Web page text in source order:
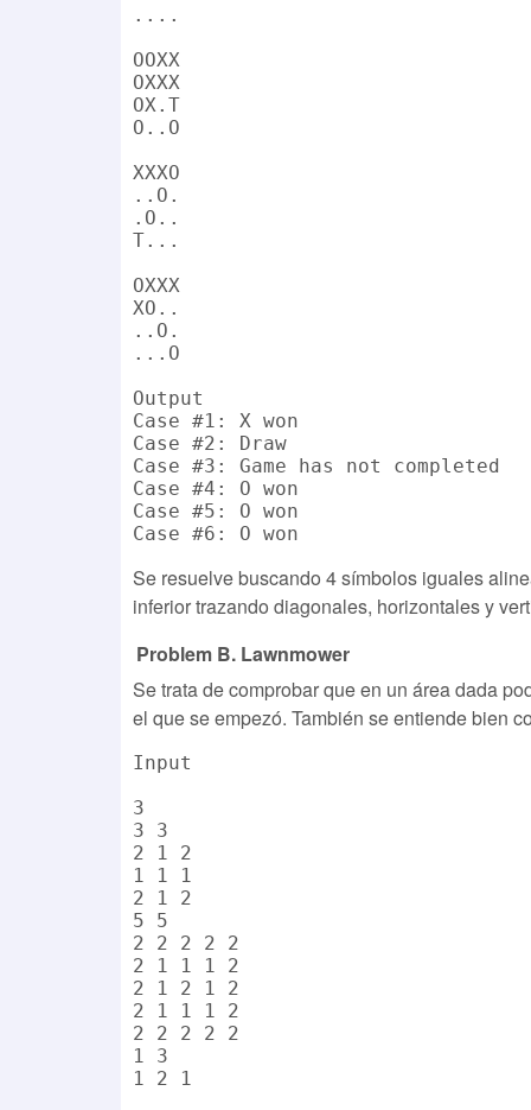
....
OOXX
OXXX
OX.T
O..O
XXXO
..O.
.O..
T...
OXXX
XO..
..O.
...O
Output
Case #1: X won
Case #2: Draw
Case #3: Game has not completed
Case #4: O won
Case #5: O won
Se resuelve buscando 4 símbolos iguales
inferior trazando diagonales, horizontales y
Problem B. Lawnmower
Se trata de comprobar que en un área dada
el que se empezó. También se entiende bien
Input
3
3 3
2 1 2
1 1 1
2 1 2
5 5
2 2 2 2 2
2 1 1 1 2
2 1 2 1 2
2 1 1 1 2
2 2 2 2 2
1 3
1 2 1